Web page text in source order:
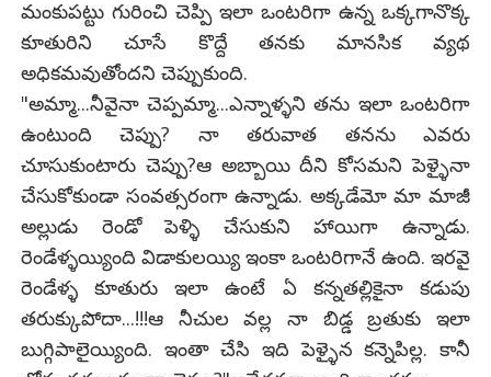
మంకుపట్టు గురించి చెప్పి ఇలా ఒంటరిగా ఉన్న ఒక్కగానొక్క
కూతురిని చూసే కొద్దే తనకు మానసిక వ్యథ
అధికమవుతోందని చెప్పుకుంది.
"అమ్మా...నీవైనా చెప్పమ్మా...ఎన్నాళ్ళని తను ఇలా ఒంటరిగా
ఉంటుంది చెప్పు? నా తరువాత తనను ఎవరు
చూసుకుంటారు చెప్పు?ఆ అబ్బాయి దీని కోసమని పెళ్ళైనా
చేసుకోకుండా సంవత్సరంగా ఉన్నాడు. అక్కడేమో మా మాజీ
అల్లుడు రెండో పెళ్ళి చేసుకుని హాయిగా ఉన్నాడు.
రెండేళ్ళయ్యింది విడాకులయ్యి ఇంకా ఒంటరిగానే ఉంది. ఇరవై
రెండేళ్ళ కూతురు ఇలా ఉంటే ఏ కన్నతల్లికైనా కడుపు
తరుక్కుపోదా...!!!ఆ నీచుల వల్ల నా బిడ్డ బ్రతుకు ఇలా
బుగ్గిపాలైయ్యింది. ఇంతా చేసి ఇది పెళ్ళైన కన్నెపిల్ల. కానీ